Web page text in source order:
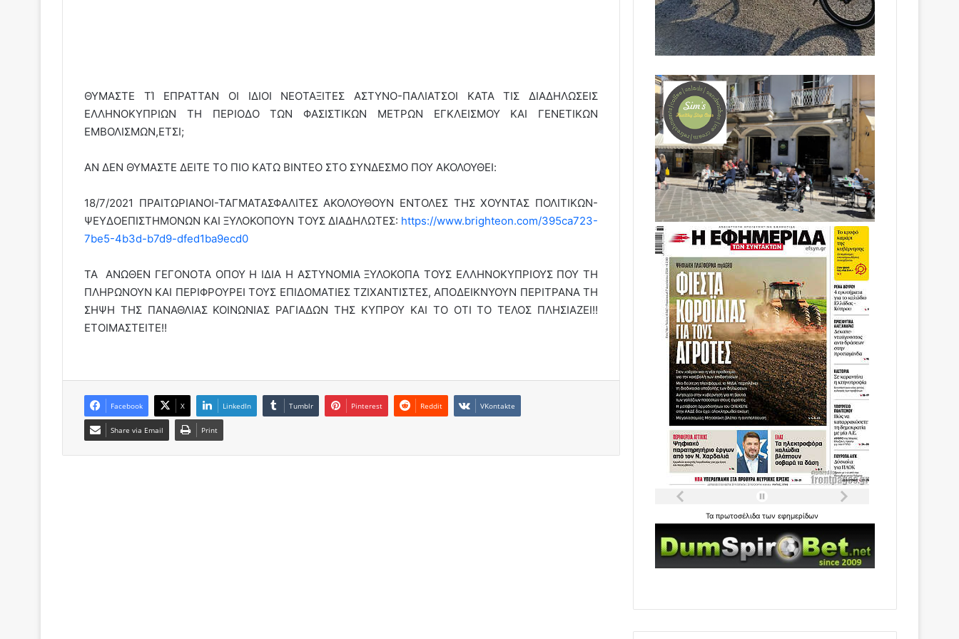
ΘΥΜΑΣΤΕ ΤΊ ΕΠΡΑΤΤΑΝ ΟΙ ΙΔΙΟΙ ΝΕΟΤΑΞΙΤΕΣ ΑΣΤΥΝΟ-ΠΑΛΙΑΤΣΟΙ ΚΑΤΑ ΤΙΣ ΔΙΑΔΗΛΩΣΕΙΣ
ΕΛΛΗΝΟΚΥΠΡΙΩΝ ΤΗ ΠΕΡΙΟΔΟ ΤΩΝ ΦΑΣΙΣΤΙΚΩΝ ΜΕΤΡΩΝ ΕΓΚΛΕΙΣΜΟΥ ΚΑΙ ΓΕΝΕΤΙΚΩΝ
ΕΜΒΟΛΙΣΜΩΝ,ΕΤΣΙ;
AN ΔΕΝ ΘΥΜΑΣΤΕ ΔΕΙΤΕ ΤΟ ΠΙΟ ΚΑΤΩ ΒΙΝΤΕΟ ΣΤΟ ΣΥΝΔΕΣΜΟ ΠΟΥ ΑΚΟΛΟΥΘΕΙ:
18/7/2021 ΠΡΑΙΤΩΡΙΑΝΟΙ-ΤΑΓΜΑΤΑΣΦΑΛΙΤΕΣ ΑΚΟΛΟΥΘΟΥΝ ΕΝΤΟΛΕΣ ΤΗΣ ΧΟΥΝΤΑΣ ΠΟΛΙΤΙΚΩΝ-
ΨΕΥΔΟΕΠΙΣΤΗΜΟΝΩΝ ΚΑΙ ΞΥΛΟΚΟΠΟΥΝ ΤΟΥΣ ΔΙΑΔΗΛΩΤΕΣ: https://www.brighteon.com/395ca723-
7be5-4b3d-b7d9-dfed1ba9ecd0
ΤΑ ΑΝΩΘΕΝ ΓΕΓΟΝΟΤΑ ΟΠΟΥ Η ΙΔΙΑ Η ΑΣΤΥΝΟΜΙΑ ΞΥΛΟΚΟΠΑ ΤΟΥΣ ΕΛΛΗΝΟΚΥΠΡΙΟΥΣ ΠΟΥ ΤΗ
ΠΛΗΡΩΝΟΥΝ ΚΑΙ ΠΕΡΙΦΡΟΥΡΕΙ ΤΟΥΣ ΕΠΙΔΟΜΑΤΙΕΣ ΤΖΙΧΑΝΤΙΣΤΕΣ, ΑΠΟΔΕΙΚΝΥΟΥΝ ΠΕΡΙΤΡΑΝΑ ΤΗ
ΣΗΨΗ ΤΗΣ ΠΑΝΑΘΛΙΑΣ ΚΟΙΝΩΝΙΑΣ ΡΑΓΙΑΔΩΝ ΤΗΣ ΚΥΠΡΟΥ ΚΑΙ ΤΟ ΟΤΙ ΤΟ ΤΕΛΟΣ ΠΛΗΣΙΑΖΕΙ!!
ΕΤΟΙΜΑΣΤΕΙΤΕ!!
Facebook X LinkedIn Tumblr Pinterest Reddit VKontakte
Share via Email Print
Ταπρωτοσέλιδατωνεφημερίδων